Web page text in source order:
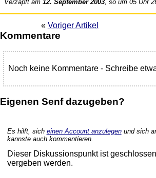
Verzapft am12. September 2003, so um 05 Uhr
« Voriger Artikel
Kommentare
Noch keine Kommentare - Schreibe
Eigenen Senf dazugeben?
Es hilft, sich einen Account anzulegenund sich
kannste auch kommentieren.
Dieser Diskussionspunkt ist
vergeben werden.